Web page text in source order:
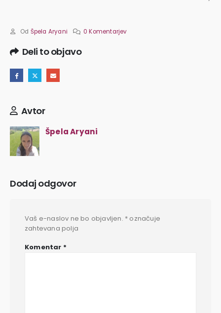
Od Špela Aryani 0 Komentarjev
Deli to objavo
Avtor
Špela Aryani
Dodaj odgovor
Vaš e-naslov ne bo objavljen. * označuje
zahtevana polja
Komentar *